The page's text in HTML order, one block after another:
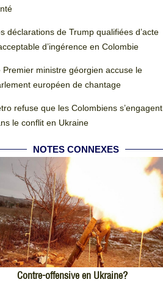
déclarations de Trump qualifiées d’acte
d’ingérence en Colombie
Premier ministre géorgien accuse le
européen de chantage
refuse que les Colombiens s’engagent
le conflit en Ukraine
NOTES CONNEXES
Contre-offensive en Ukraine?